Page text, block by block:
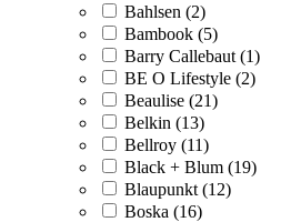
Bahlsen (2)
Bambook (5)
Barry Callebaut (1)
BE O Lifestyle (2)
Beaulise (21)
Belkin (13)
Bellroy (11)
Black + Blum (19)
Blaupunkt (12)
Boska (16)